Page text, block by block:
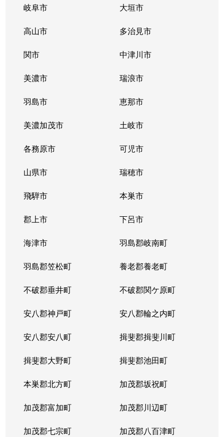
岐阜市 大垣市
高山市 多治見市
関市 中津川市
美濃市 瑞浪市
羽島市 恵那市
美濃加茂市 土岐市
各務原市 可児市
山県市 瑞穂市
飛騨市 本巣市
郡上市 下呂市
海津市 羽島郡岐南町
羽島郡笠松町 養老郡養老町
不破郡垂井町 不破郡関ケ原町
安八郡神戸町 安八郡輪之内町
安八郡安八町 揖斐郡揖斐川町
揖斐郡大野町 揖斐郡池田町
本巣郡北方町 加茂郡坂祝町
加茂郡富加町 加茂郡川辺町
加茂郡七宗町 加茂郡八百津町